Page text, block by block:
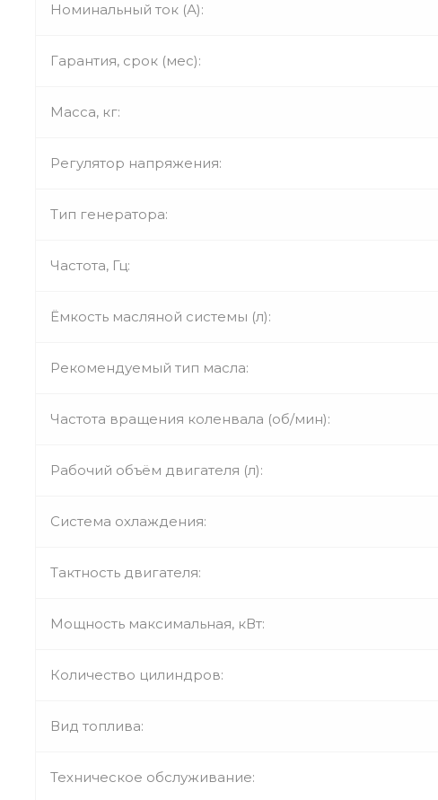
Номинальный ток (А):
Гарантия, срок (мес):
Масса, кг:
Регулятор напряжения:
Тип генератора:
Частота, Гц:
Ёмкость масляной системы (л):
Рекомендуемый тип масла:
Частота вращения коленвала (об/мин):
Рабочий объём двигателя (л):
Система охлаждения:
Тактность двигателя:
Мощность максимальная, кВт:
Количество цилиндров:
Вид топлива:
Техническое обслуживание: